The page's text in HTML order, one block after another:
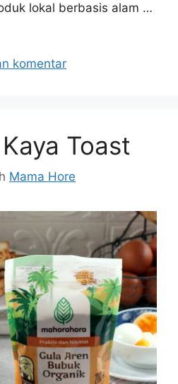
lokal berbasis alam …
komentar
Toast
Mama Hore